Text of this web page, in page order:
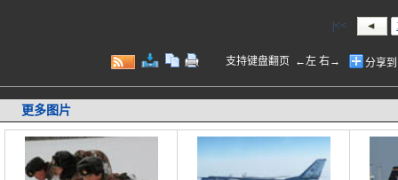
|<<
支持键盘翻页 ←左 右→ 分享
更多图片